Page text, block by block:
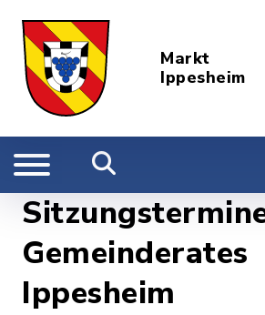
Markt
Ippesheim
Gemeinderates
Ippesheim